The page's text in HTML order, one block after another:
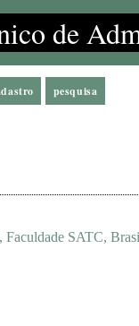
de
pesquisa
Faculdade SATC,